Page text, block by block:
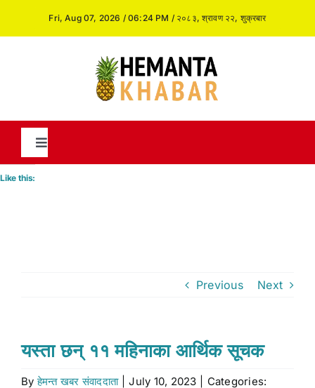
Fri, Aug 07, 2026 / 06:24 PM / २०८३, श्रावण २२, शुक्रबार
Toggle
Navigation
Stock market
Like this:
Previous Next
यस्ता छन् ११ महिनाका आर्थिक सूचक
Byहेमन्त खबर संवाददाता July 10, 2023
Categories: